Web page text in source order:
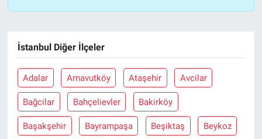
İstanbul Diğer İlçeler
Adalar Arnavutköy Ataşehir Avcilar
Bağcilar Bahçelievler Bakirköy
Başakşehir Bayrampaşa Beşiktaş Beykoz